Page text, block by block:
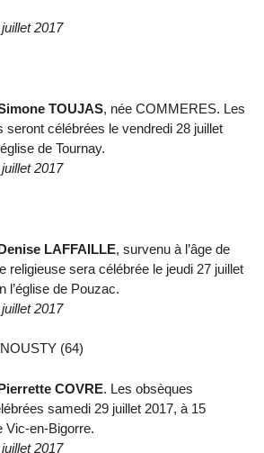
2017
TOUJAS, née COMMERES. Les
seront célébrées le vendredi 28 juillet
de Tournay.
2017
LAFFAILLE, survenu à l’âge de
religieuse sera célébrée le jeudi 27 juillet
l’église de Pouzac.
2017
(64)
COVRE. Les obsèques
samedi 29 juillet 2017, à 15
Vic-en-Bigorre.
2017